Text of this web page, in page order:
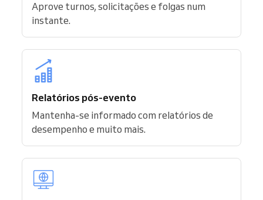
Aprove turnos, solicitações e folgas num
instante.
Relatórios pós-evento
Mantenha-se informado com relatórios de
desempenho e muito mais.